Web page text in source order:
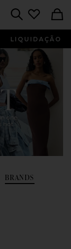
LIQUIDAÇÃO
BRANDS